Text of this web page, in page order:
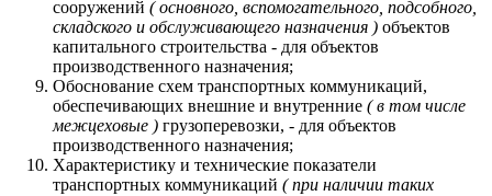
сооружений ( основного, вспомогательного, подсобного,
складского и обслуживающего назначения ) объектов
капитального строительства - для объектов
производственного назначения;
Обоснование схем транспортных коммуникаций,
обеспечивающих внешние и внутренние ( в том числе
межцеховые ) грузоперевозки, - для объектов
производственного назначения;
Характеристику и технические показатели
транспортных коммуникаций ( при наличии таких